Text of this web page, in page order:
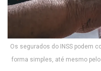
Os segurados do INSS podem
forma simples, até mesmo